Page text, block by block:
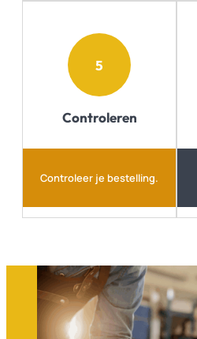
5
Controleren
Controleer je bestelling.